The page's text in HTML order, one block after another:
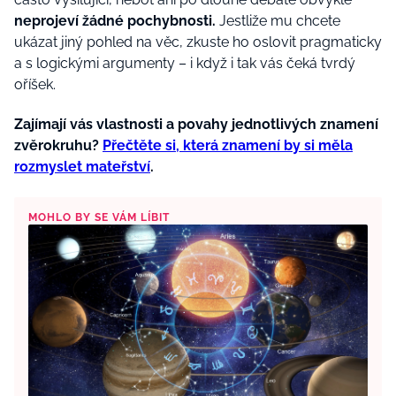
neprojeví žádné pochybnosti. Jestliže mu chcete
ukázat jiný pohled na věc, zkuste ho oslovit pragmaticky
a s logickými argumenty – i když i tak vás čeká tvrdý
oříšek.
Zajímají vás vlastnosti a povahy jednotlivých znamení
zvěrokruhu? Přečtěte si, která znamení by si měla
rozmyslet mateřství.
MOHLO BY SE VÁM LÍBIT